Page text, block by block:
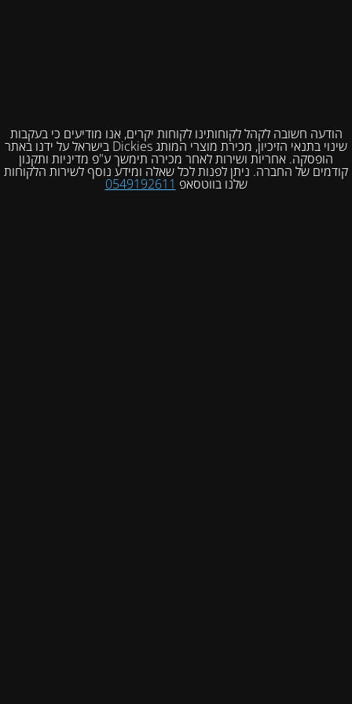
הודעה חשובה לקהל לקוחותינו לקוחות יקרים, אנו מודיעים כי בעקבות
שינוי בתנאי הזיכיון, מכירת מוצרי המותג Dickies בישראל על ידנו באתר
הופסקה. אחריות ושירות לאחר מכירה תימשך ע"פ מדיניות ותקנון
קודמים של החברה. ניתן לפנות לכל שאלה ומידע נוסף לשירות הלקוחות
שלנו בווטסאפ 0549192611